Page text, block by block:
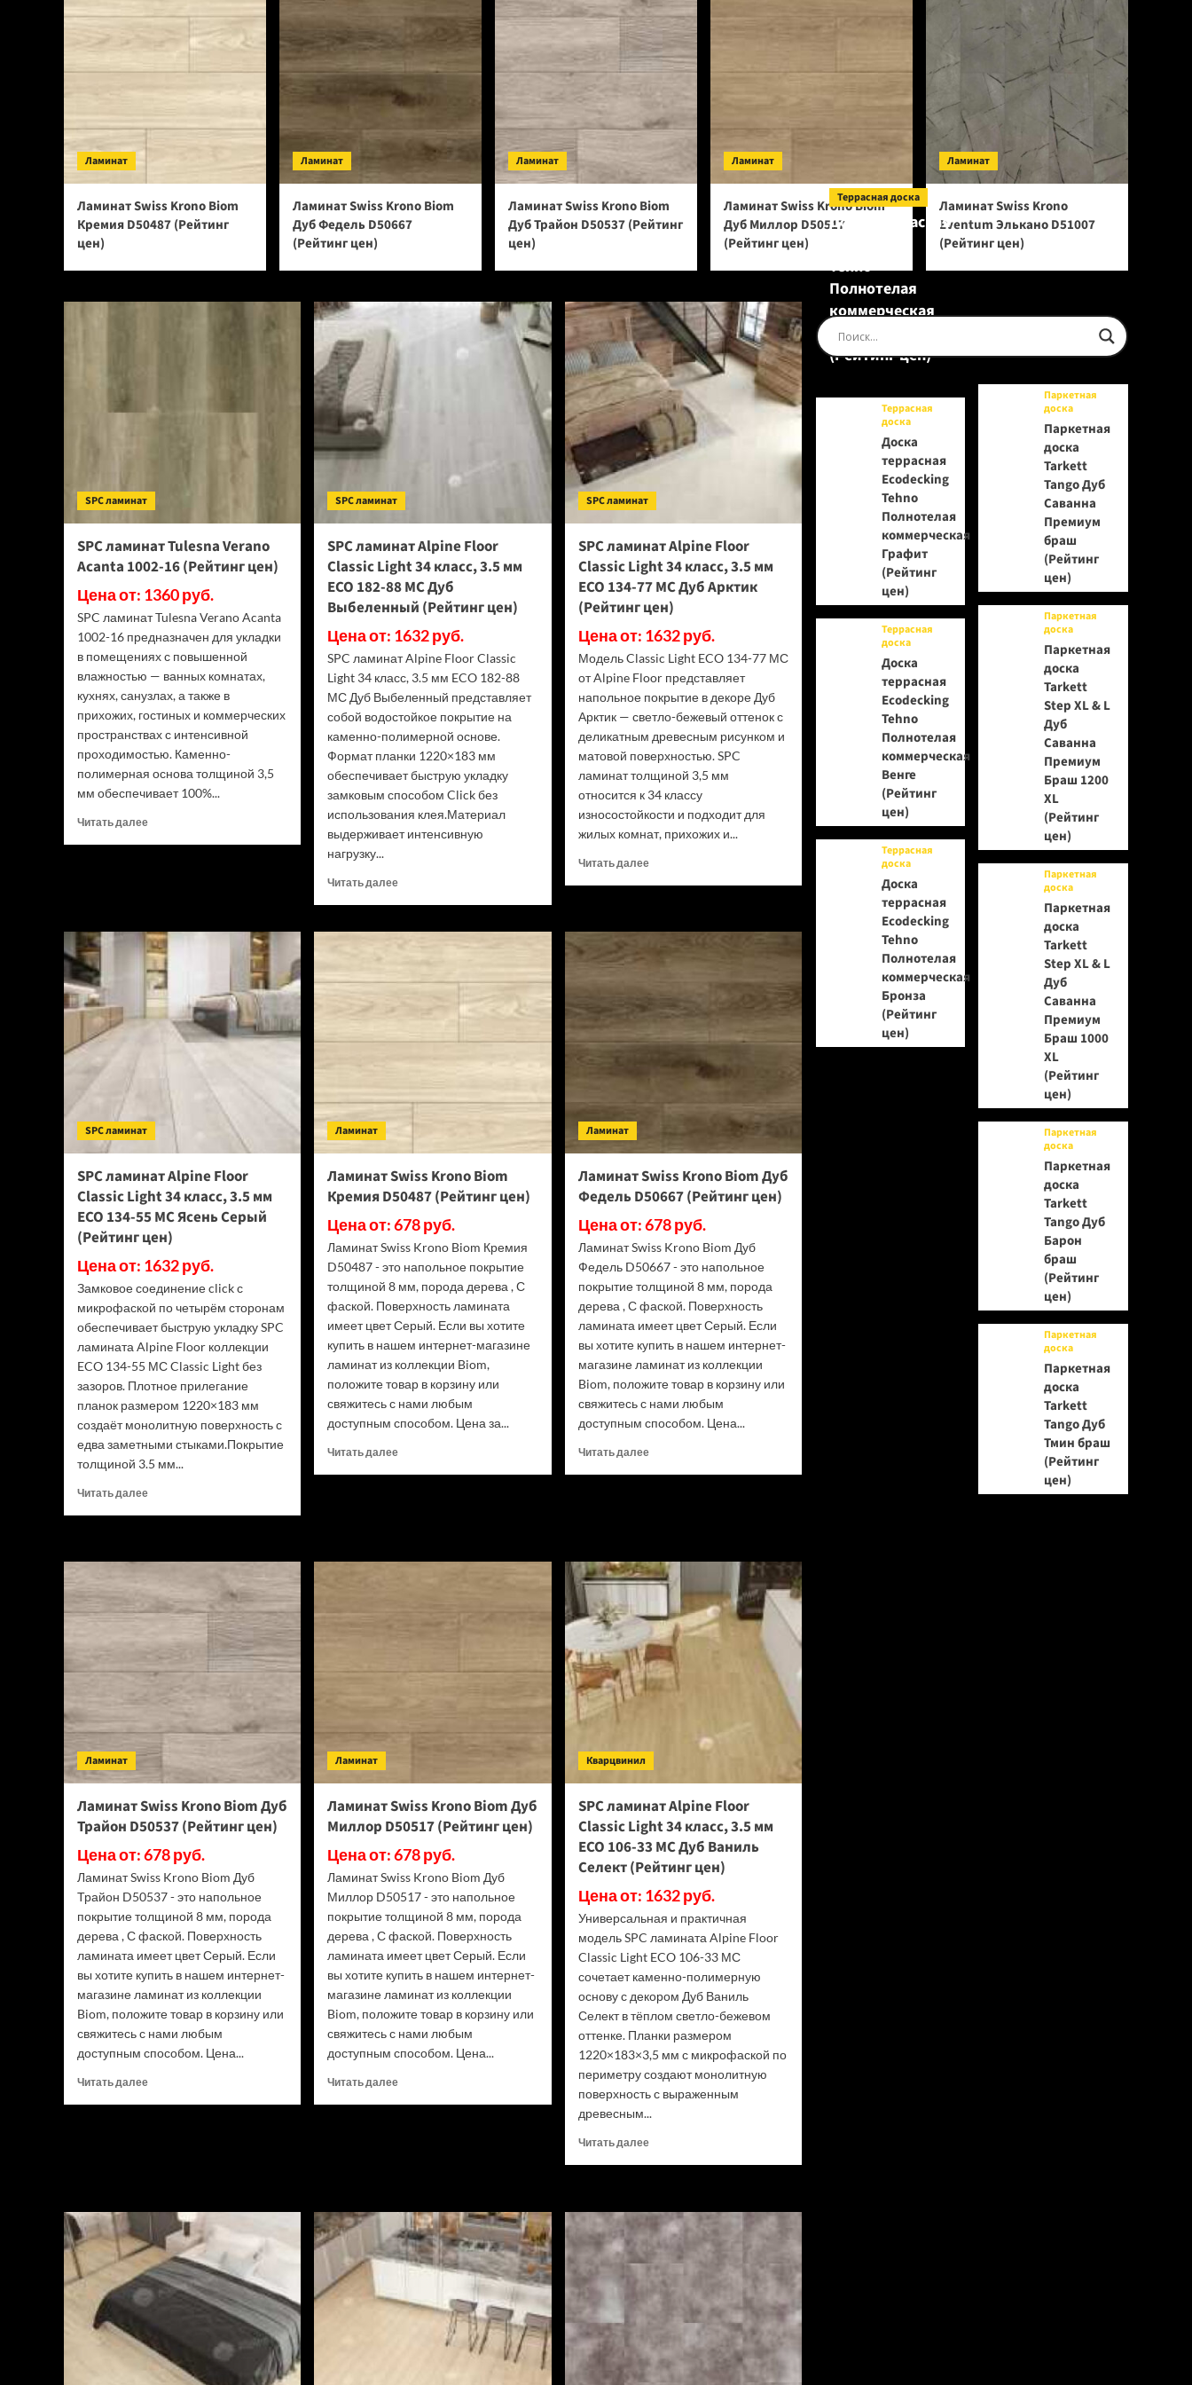
Ламинат
Ламинат Swiss Krono Biom
Кремия D50487 (Рейтинг
цен)
Ламинат
Ламинат Swiss Krono Biom
Дуб Федель D50667
(Рейтинг цен)
Ламинат
Ламинат Swiss Krono Biom
Дуб Трайон D50537 (Рейтинг
цен)
Ламинат
Ламинат Swiss Krono Biom
Дуб Миллор D50517
(Рейтинг цен)
Ламинат
Ламинат Swiss Krono
Eventum Элькано D51007
(Рейтинг цен)
SPC ламинат
SPC ламинат Tulesna Verano
Acanta 1002-16 (Рейтинг цен)
Цена от: 1360 руб.
SPC ламинат Tulesna Verano Acanta
1002-16 предназначен для укладки
в помещениях с повышенной
влажностью — ванных комнатах,
кухнях, санузлах, а также в
прихожих, гостиных и коммерческих
пространствах с интенсивной
проходимостью. Каменно-
полимерная основа толщиной 3,5
мм обеспечивает 100%...
Читать далееПрочитать
Acanta
1002-
16
(Рейтинг
цен)
SPC ламинат
SPC ламинат Alpine Floor
Classic Light 34 класс, 3.5 мм
ECO 182-88 МС Дуб
Выбеленный (Рейтинг цен)
Цена от: 1632 руб.
SPC ламинат Alpine Floor Classic
Light 34 класс, 3.5 мм ECO 182-88
МС Дуб Выбеленный представляет
собой водостойкое покрытие на
каменно-полимерной основе.
Формат планки 1220×183 мм
обеспечивает быструю укладку
замковым способом Click без
использования клея.Материал
выдерживает интенсивную
нагрузку...
Читать далееПрочитать
SPC
ламинат
Floor
ECO
88
Дуб
Выбеленный
(Рейтинг
цен)
SPC ламинат
SPC ламинат Alpine Floor
Classic Light 34 класс, 3.5 мм
ECO 134-77 МС Дуб Арктик
(Рейтинг цен)
Цена от: 1632 руб.
Модель Classic Light ECO 134-77 МС
от Alpine Floor представляет
напольное покрытие в декоре Дуб
Арктик — светло-бежевый оттенок с
деликатным древесным рисунком и
матовой поверхностью. SPC
ламинат толщиной 3,5 мм
относится к 34 классу
износостойкости и подходит для
жилых комнат, прихожих и...
Читать далееПрочитать
Alpine
Light
34
3.5
(Рейтинг
цен)
SPC ламинат
SPC ламинат Alpine Floor
Classic Light 34 класс, 3.5 мм
ECO 134-55 МС Ясень Серый
(Рейтинг цен)
Цена от: 1632 руб.
Замковое соединение click с
микрофаской по четырём сторонам
обеспечивает быструю укладку SPC
ламината Alpine Floor коллекции
ECO 134-55 МС Classic Light без
зазоров. Плотное прилегание
планок размером 1220×183 мм
создаёт монолитную поверхность с
едва заметными стыками.Покрытие
толщиной 3.5 мм...
Читать далееПрочитать
Classic
класс,
3.5
МС
Ясень
(Рейтинг
цен)
Ламинат
Ламинат Swiss Krono Biom
Кремия D50487 (Рейтинг цен)
Цена от: 678 руб.
Ламинат Swiss Krono Biom Кремия
D50487 - это напольное покрытие
толщиной 8 мм, порода дерева , С
фаской. Поверхность ламината
имеет цвет Серый. Если вы хотите
купить в нашем интернет-магазине
ламинат из коллекции Biom,
положите товар в корзину или
свяжитесь с нами любым
доступным способом. Цена за...
Читать далееПрочитать
D50487
Ламинат
Ламинат Swiss Krono Biom Дуб
Федель D50667 (Рейтинг цен)
Цена от: 678 руб.
Ламинат Swiss Krono Biom Дуб
Федель D50667 - это напольное
покрытие толщиной 8 мм, порода
дерева , С фаской. Поверхность
ламината имеет цвет Серый. Если
вы хотите купить в нашем интернет-
магазине ламинат из коллекции
Biom, положите товар в корзину или
свяжитесь с нами любым
доступным способом. Цена...
Читать далееПрочитать
Дуб
Федель
D50667
(Рейтинг
цен)
Ламинат
Ламинат Swiss Krono Biom Дуб
Трайон D50537 (Рейтинг цен)
Цена от: 678 руб.
Ламинат Swiss Krono Biom Дуб
Трайон D50537 - это напольное
покрытие толщиной 8 мм, порода
дерева , С фаской. Поверхность
ламината имеет цвет Серый. Если
вы хотите купить в нашем интернет-
магазине ламинат из коллекции
Biom, положите товар в корзину или
свяжитесь с нами любым
доступным способом. Цена...
Читать далееПрочитать
Трайон
D50537
(Рейтинг
цен)
Ламинат
Ламинат Swiss Krono Biom Дуб
Миллор D50517 (Рейтинг цен)
Цена от: 678 руб.
Ламинат Swiss Krono Biom Дуб
Миллор D50517 - это напольное
покрытие толщиной 8 мм, порода
дерева , С фаской. Поверхность
ламината имеет цвет Серый. Если
вы хотите купить в нашем интернет-
магазине ламинат из коллекции
Biom, положите товар в корзину или
свяжитесь с нами любым
доступным способом. Цена...
Читать далееПрочитать
Миллор
D50517
(Рейтинг
цен)
Кварцвинил
SPC ламинат Alpine Floor
Classic Light 34 класс, 3.5 мм
ECO 106-33 МС Дуб Ваниль
Селект (Рейтинг цен)
Цена от: 1632 руб.
Универсальная и практичная
модель SPC ламината Alpine Floor
Classic Light ECO 106-33 МС
сочетает каменно-полимерную
основу с декором Дуб Ваниль
Селект в тёплом светло-бежевом
оттенке. Планки размером
1220×183×3,5 мм с микрофаской по
периметру создают монолитную
поверхность с выраженным
древесным...
Читать далееПрочитать
Alpine
Floor
Classic
34
мм
ECO
Террасная доска
Доска террасная
Tehno
Полнотелая
коммерческая
Шоколад
(Рейтинг цен)
Террасная
доска
Доска
террасная
Ecodecking
Tehno
Полнотелая
коммерческая
Графит
(Рейтинг
цен)
Террасная
доска
Доска
террасная
Ecodecking
Tehno
Полнотелая
коммерческая
Венге
(Рейтинг
цен)
Террасная
доска
Доска
террасная
Ecodecking
Tehno
Полнотелая
коммерческая
Бронза
(Рейтинг
цен)
Паркетная
доска
Паркетная
доска
Tarkett
Tango Дуб
Саванна
Премиум
браш
(Рейтинг
цен)
Паркетная
доска
Паркетная
доска
Tarkett
Step XL & L
Дуб
Саванна
Премиум
Браш 1200
XL
(Рейтинг
цен)
Паркетная
доска
Паркетная
доска
Tarkett
Step XL & L
Дуб
Саванна
Премиум
Браш 1000
XL
(Рейтинг
цен)
Паркетная
доска
Паркетная
доска
Tarkett
Tango Дуб
Барон
браш
(Рейтинг
цен)
Паркетная
доска
Паркетная
доска
Tarkett
Tango Дуб
Тмин браш
(Рейтинг
цен)